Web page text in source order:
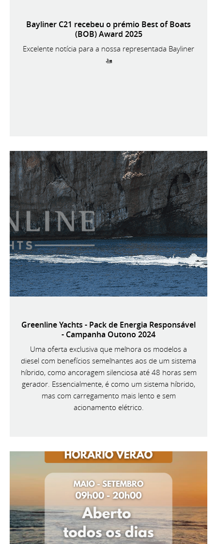
Bayliner C21 recebeu o prémio Best of Boats
(BOB) Award 2025
Excelente notícia para a nossa representada Bayliner
🚤
Greenline Yachts - Pack de Energia Responsável
- Campanha Outono 2024
Uma oferta exclusiva que melhora os modelos a
diesel com benefícios semelhantes aos de um sistema
híbrido, como ancoragem silenciosa até 48 horas sem
gerador. Essencialmente, é como um sistema híbrido,
mas com carregamento mais lento e sem
acionamento elétrico.